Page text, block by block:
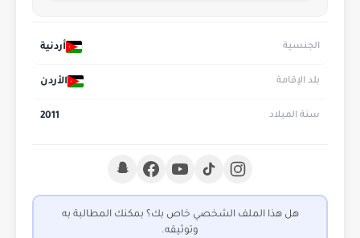
الجنسية أردنية
بلد الإقامة الأردن
سنة الميلاد 2011
هل هذا الملف الشخصي خاص بك؟ بمكنك المطالبة به
وتوثيقه.